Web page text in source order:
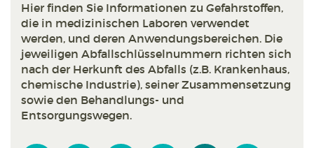
Hier finden Sie Informationen zu Gefahrstoffen,
die in medizinischen Laboren verwendet
werden, und deren Anwendungsbereichen. Die
jeweiligen Abfallschlüsselnummern richten sich
nach der Herkunft des Abfalls (z.B. Krankenhaus,
chemische Industrie), seiner Zusammensetzung
sowie den Behandlungs- und
Entsorgungswegen.